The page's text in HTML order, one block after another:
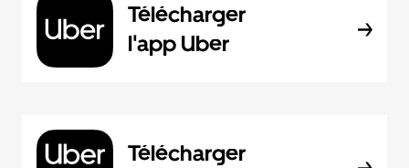
Télécharger
l'app Uber
Télécharger